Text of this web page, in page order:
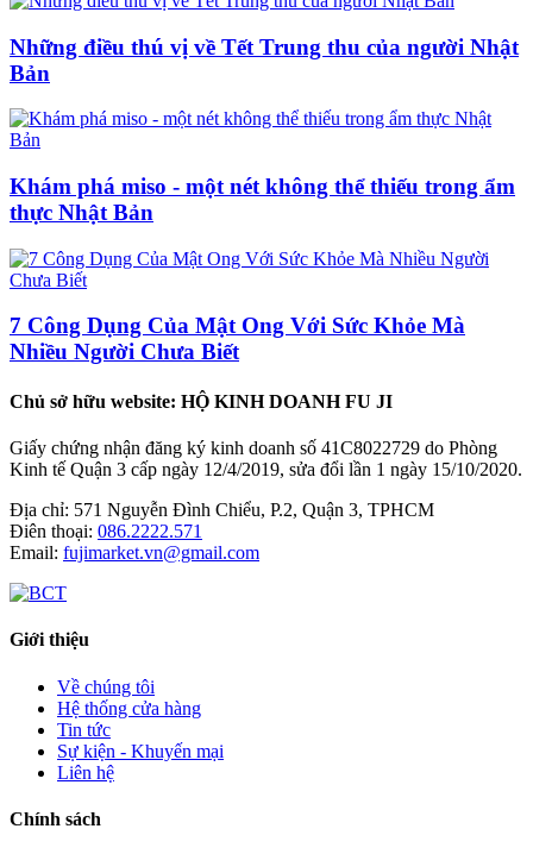
Những điều thú vị về Tết Trung thu của người Nhật
Bản
Khám phá miso - một nét không thể thiếu trong ẩm
thực Nhật Bản
7 Công Dụng Của Mật Ong Với Sức Khỏe Mà
Nhiều Người Chưa Biết
Chủ sở hữu website: HỘ KINH DOANH FU JI
Giấy chứng nhận đăng ký kinh doanh số 41C8022729 do Phòng
Kinh tế Quận 3 cấp ngày 12/4/2019, sửa đổi lần 1 ngày 15/10/2020.
Địa chỉ: 571 Nguyễn Đình Chiểu, P.2, Quận 3, TPHCM
Điên thoại: 086.2222.571
Email: fujimarket.vn@gmail.com
Giới thiệu
Về chúng tôi
Hệ thống cửa hàng
Tin tức
Sự kiện - Khuyến mại
Liên hệ
Chính sách